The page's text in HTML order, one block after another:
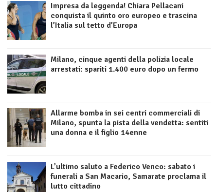
Impresa da leggenda! Chiara Pellacani
conquista il quinto oro europeo e trascina
l’Italia sul tetto d’Europa
Milano, cinque agenti della polizia locale
arrestati: spariti 1.400 euro dopo un fermo
Allarme bomba in sei centri commerciali di
Milano, spunta la pista della vendetta: sentiti
una donna e il figlio 14enne
L’ultimo saluto a Federico Venco: sabato i
funerali a San Macario, Samarate proclama il
lutto cittadino